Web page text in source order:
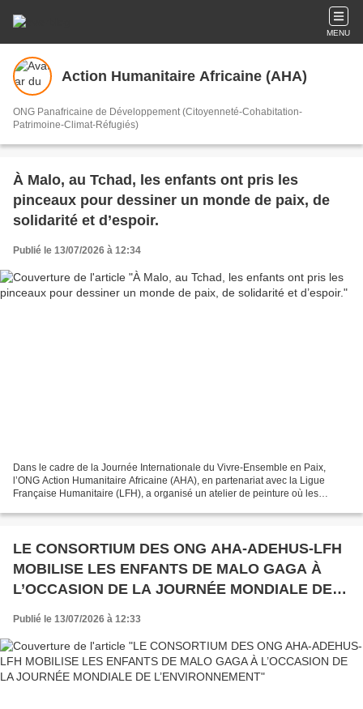
MENU
Action Humanitaire Africaine (AHA)
ONG Panafricaine de Développement (Citoyenneté-Cohabitation-
Patrimoine-Climat-Réfugiés)
À Malo, au Tchad, les enfants ont pris les
pinceaux pour dessiner un monde de paix, de
solidarité et d’espoir.
Publié le 13/07/2026 à 12:34
Dans le cadre de la Journée Internationale du Vivre-Ensemble en Paix,
l’ONG Action Humanitaire Africaine (AHA), en partenariat avec la Ligue
Française Humanitaire (LFH), a organisé un atelier de peinture où les
LE CONSORTIUM DES ONG AHA-ADEHUS-LFH
MOBILISE LES ENFANTS DE MALO GAGA À
L’OCCASION DE LA JOURNÉE MONDIALE DE
Publié le 13/07/2026 à 12:33